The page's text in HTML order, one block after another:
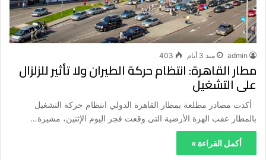
admin منذ 3 أيام 403
مطار القاهرة: انتظام حركة الطيران ولا تأثير للزلزال
على التشغيل
أكدت مصادر مطلعة بمطار القاهرة الدولي انتظام حركة التشغيل
بالمطار عقب الهزة الأرضية التي وقعت فجر اليوم الإثنين، مشيرة…
أكمل القراءة »